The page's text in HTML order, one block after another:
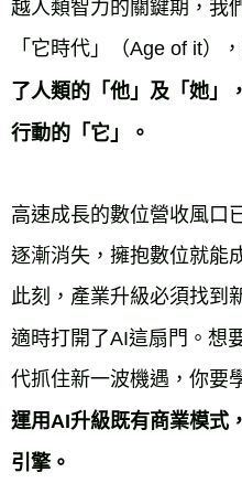
越人類智力的關鍵期，我
「它時代」（Age of it）
了人類的「他」及「她」
高速成長的數位營收風口
逐漸消失，擁抱數位就能
此刻，產業升級必須找到
適時打開了AI這扇門。想
代抓住新一波機遇，你要
運用AI升級既有商業模式
引擎。